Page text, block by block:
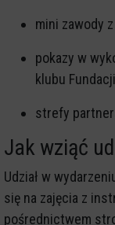
mini zawody
pokazy w
klubu
strefy
Jak wziąć
Udział w
się na zajęcia z
pośrednictwem